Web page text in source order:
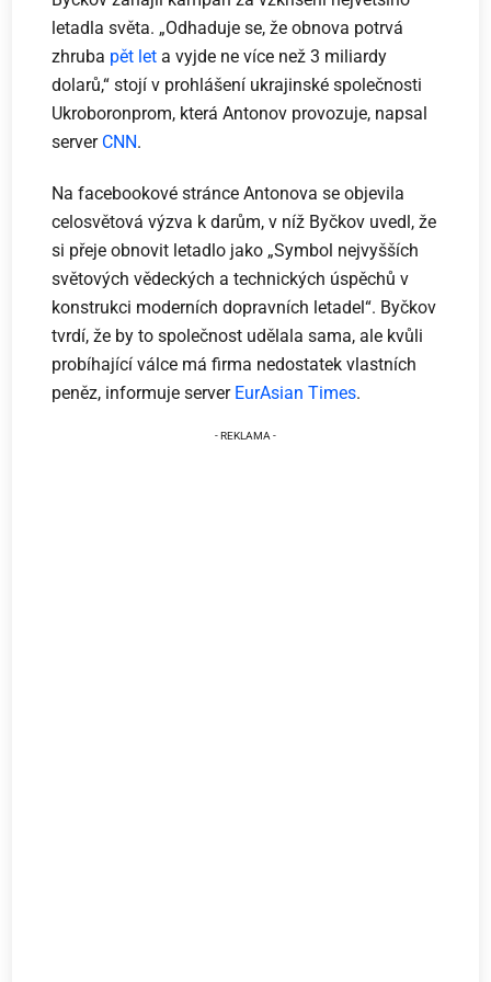
letadla světa. „Odhaduje se, že obnova potrvá
zhruba pět let a vyjde ne více než 3 miliardy
dolarů,“ stojí v prohlášení ukrajinské společnosti
Ukroboronprom, která Antonov provozuje, napsal
server CNN.
Na facebookové stránce Antonova se objevila
celosvětová výzva k darům, v níž Byčkov uvedl, že
si přeje obnovit letadlo jako „Symbol nejvyšších
světových vědeckých a technických úspěchů v
konstrukci moderních dopravních letadel“. Byčkov
tvrdí, že by to společnost udělala sama, ale kvůli
probíhající válce má firma nedostatek vlastních
peněz, informuje server EurAsian Times.